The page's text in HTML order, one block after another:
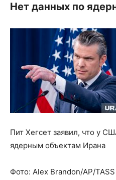
Нет данных по
Пит Хегсет заявил, что у
ядерным объектам Ирана
Фото: Alex Brandon/AP/TASS